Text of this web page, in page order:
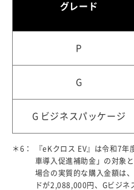
グレード
P
G
G ビジネスパッケージ
＊6：
『eKクロス EV』は令和7
車導入促進補助金」の対象
場合の実質的な購入金額は
ドが2,088,000円、Gビジ